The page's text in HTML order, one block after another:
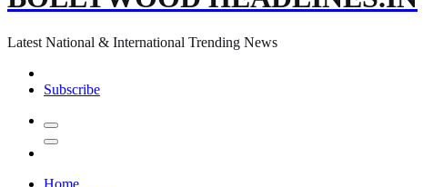
Latest National & International Trending News
Subscribe
Home